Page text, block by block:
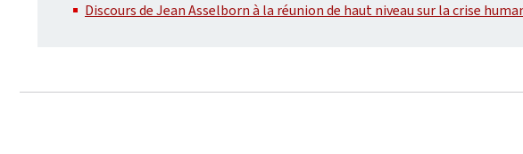
Discours de Jean Asselborn à la réunion de haut niveau sur la crise